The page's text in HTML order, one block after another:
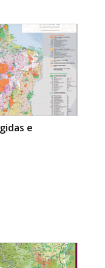
e